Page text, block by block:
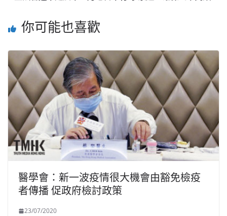
你可能也喜歡
醫學會：新一波疫情很大機會由豁免檢疫
者傳播 促政府檢討政策
23/07/2020